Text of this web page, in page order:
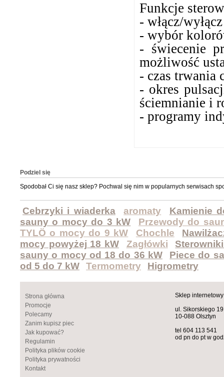
Funkcje
- włącz/wyłącz
- wybór
- świecenie
możliwość
- czas trwania
- okres
ściemnianie i
- programy
Podziel się
Spodobał Ci się nasz sklep? Pochwal się nim w popularnych serwisach
Cebrzyki i wiaderka aromaty
Kamienie
sauny o mocy do 3 kW
Przewody do
TYLÖ o mocy do 9 kW
Chochle
mocy powyżej 18 kW
Zagłówki
sauny o mocy od 18 do 36 kW
Piece do
od 5 do 7 kW
Termometry Higrometry
Strona główna
Promocje
Polecamy
Zanim kupisz piec
Jak kupować?
Regulamin
Polityka plików cookie
Polityka prywatności
Kontakt
Sklep
ul. Sikorskiego 19
10-088 Olsztyn
tel 604 113 541
od pn do pt w